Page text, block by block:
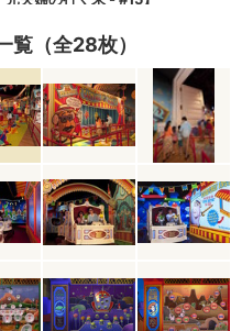
覧（全28枚）